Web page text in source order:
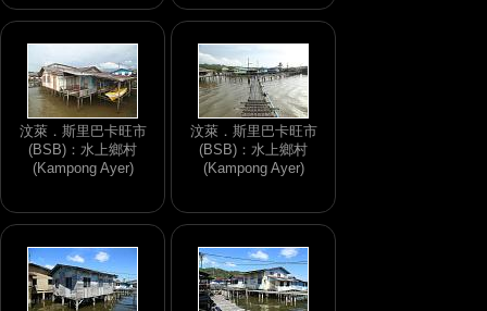
汶萊．斯里巴卡旺市
(BSB)：水上鄉村
(Kampong Ayer)
汶萊．斯里巴卡旺市
(BSB)：水上鄉村
(Kampong Ayer)